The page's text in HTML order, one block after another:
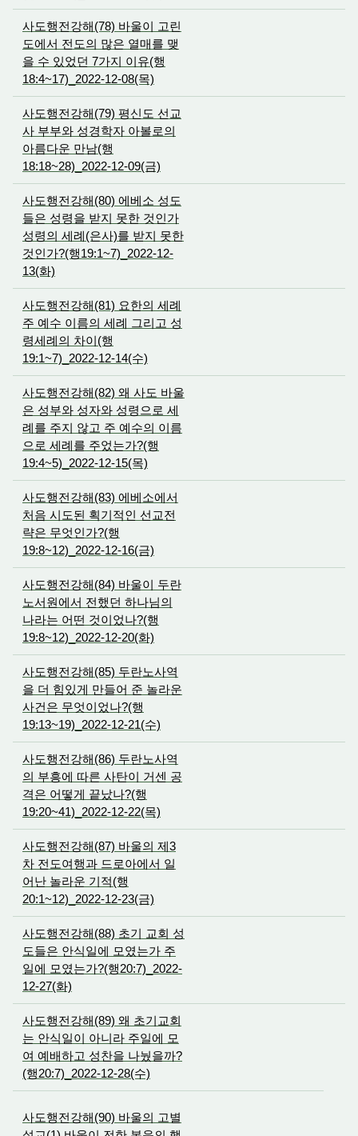
사도행전강해(78) 바울이 고린
도에서 전도의 많은 열매를 맺
을 수 있었던 7가지 이유(행
18:4~17)_2022-12-08(목)
사도행전강해(79) 평신도 선교
사 부부와 성경학자 아볼로의
아름다운 만남(행
18:18~28)_2022-12-09(금)
사도행전강해(80) 에베소 성도
들은 성령을 받지 못한 것인가
성령의 세례(은사)를 받지 못한
것인가?(행19:1~7)_2022-12-
13(화)
사도행전강해(81) 요한의 세례
주 예수 이름의 세례 그리고 성
령세례의 차이(행
19:1~7)_2022-12-14(수)
사도행전강해(82) 왜 사도 바울
은 성부와 성자와 성령으로 세
례를 주지 않고 주 예수의 이름
으로 세례를 주었는가?(행
19:4~5)_2022-12-15(목)
사도행전강해(83) 에베소에서
처음 시도된 획기적인 선교전
략은 무엇인가?(행
19:8~12)_2022-12-16(금)
사도행전강해(84) 바울이 두란
노서원에서 전했던 하나님의
나라는 어떤 것이었나?(행
19:8~12)_2022-12-20(화)
사도행전강해(85) 두란노사역
을 더 힘있게 만들어 준 놀라운
사건은 무엇이었나?(행
19:13~19)_2022-12-21(수)
사도행전강해(86) 두란노사역
의 부흥에 따른 사탄이 거센 공
격은 어떻게 끝났나?(행
19:20~41)_2022-12-22(목)
사도행전강해(87) 바울의 제3
차 전도여행과 드로아에서 일
어난 놀라운 기적(행
20:1~12)_2022-12-23(금)
사도행전강해(88) 초기 교회 성
도들은 안식일에 모였는가 주
일에 모였는가?(행20:7)_2022-
12-27(화)
사도행전강해(89) 왜 초기교회
는 안식일이 아니라 주일에 모
여 예배하고 성찬을 나눴을까?
(행20:7)_2022-12-28(수)
사도행전강해(90) 바울의 고별